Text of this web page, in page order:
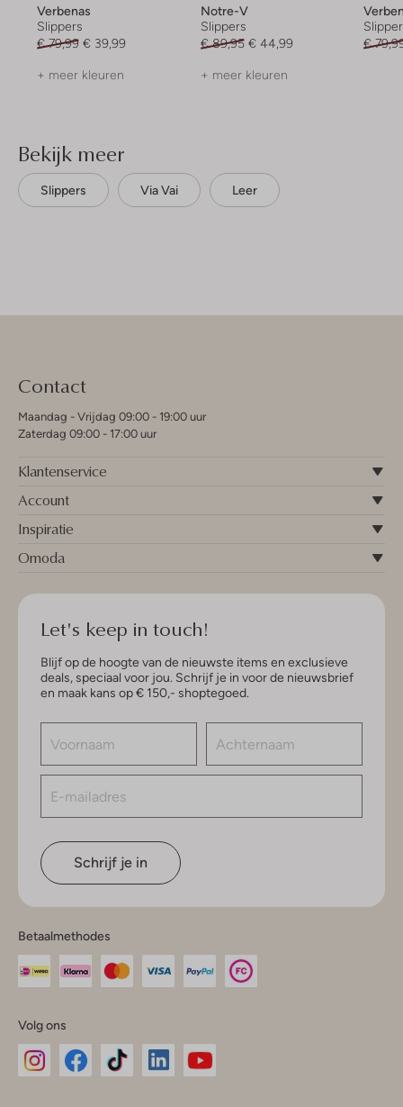
Verbenas
Slippers
€ 79,99 € 39,99
+ meer kleuren
Notre-V
Slippers
€ 89,95 € 44,99
+ meer kleuren
€
Bekijk meer
Slippers Via Vai Leer
Contact
Maandag - Vrijdag 09:00 - 19:00 uur
Zaterdag 09:00 - 17:00 uur
Klantenservice
Account
Inspiratie
Omoda
Let's keep in touch!
Blijf op de hoogte van de nieuwste items en exclusieve
deals, speciaal voor jou. Schrijf je in voor de nieuwsbrief
en maak kans op € 150,- shoptegoed.
Schrijf je in
Betaalmethodes
Volg ons